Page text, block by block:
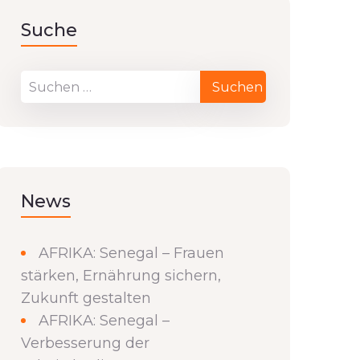
Suche
News
AFRIKA: Senegal – Frauen
stärken, Ernährung sichern,
Zukunft gestalten
AFRIKA: Senegal –
Verbesserung der